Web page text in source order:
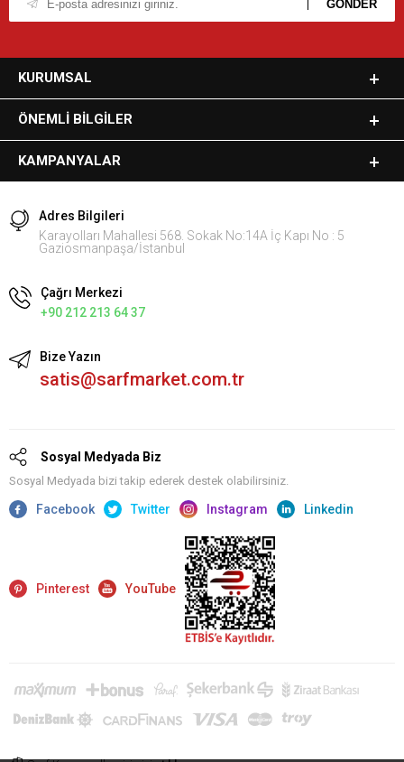
KURUMSAL
ÖNEMLI BILGILER
KAMPANYALAR
Adres Bilgileri
Karayolları Mahallesi 568. Sokak No:14A İç Kapı No : 5
Gaziosmanpaşa/İstanbul
Çağrı Merkezi
+90 212 213 64 37
Bize Yazın
satis@sarfmarket.com.tr
Sosyal Medyada Biz
Sosyal Medyada bizi takip ederek destek olabilirsiniz.
Facebook Twitter Instagram Linkedin
Pinterest YouTube